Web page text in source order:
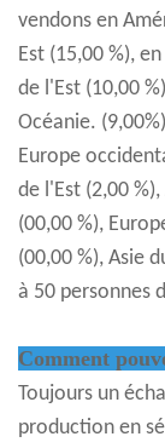
vendons en
Est (15,00 %),
de l'Est (10,00
Océanie.
Europe
de l'Est (2,00
(00,00 %),
(00,00 %), Asie
à 50 personnes
Comment
Toujours un
production en